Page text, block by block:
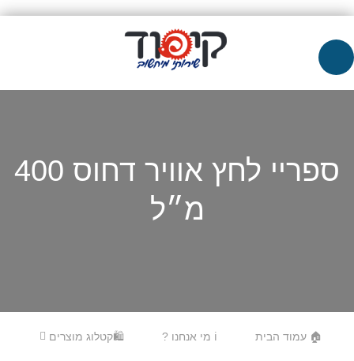
ספריי לחץ אוויר דחוס 400
מ״ל
Menu🏠 עמוד הבית
ℹ️ מי אנחנו ? 🛍️קטלוג מוצרים